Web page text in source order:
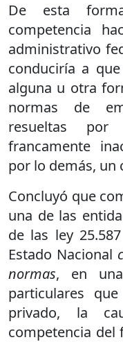
De esta
competencia
administrativo
conduciría a
alguna u otra
normas de
resueltas por
francamente
por lo demás, un
Concluyó que
una de las
de las ley
Estado Nacional
normas, en
particulares
privado, la
competencia del